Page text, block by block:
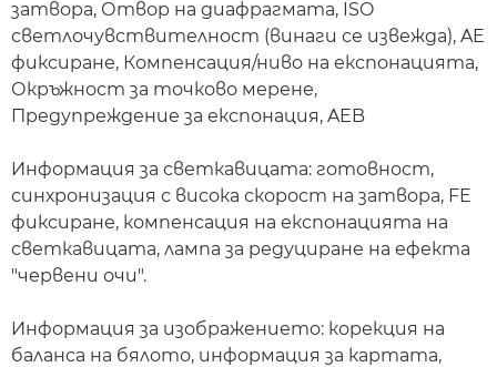
затвора, Отвор на диафрагмата, ISO
светлочувствителност (винаги се извежда), AE
фиксиране, Компенсация/ниво на експонацията,
Окръжност за точково мерене,
Предупреждение за експонация, AEB
Информация за светкавицата: готовност,
синхронизация с висока скорост на затвора, FE
фиксиране, компенсация на експонацията на
светкавицата, лампа за редуциране на ефекта
"червени очи".
Информация за изображението: корекция на
баланса на бялото, информация за картата,